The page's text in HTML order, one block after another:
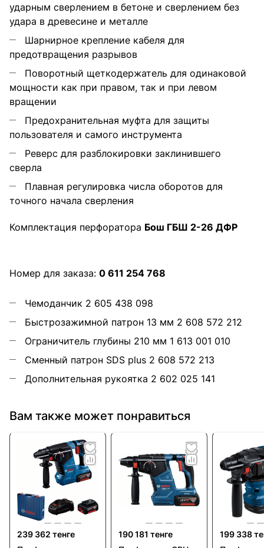
ударным сверлением в бетоне и сверлением без
удара в древесине и металле
Шарнирное крепление кабеля для
предотвращения разрывов
Поворотный щеткодержатель для одинаковой
мощности как при правом, так и при левом
вращении
Предохранительная муфта для защиты
пользователя и самого инструмента
Реверс для разблокировки заклинившего
сверла
Плавная регулировка числа оборотов для
точного начала сверления
Комплектация перфоратора Бош ГБШ 2-26 ДФР
Номер для заказа: 0 611 254 768
Чемоданчик 2 605 438 098
Быстрозажимной патрон 13 мм 2 608 572 212
Ограничитель глубины 210 мм 1 613 001 010
Сменный патрон SDS plus 2 608 572 213
Дополнительная рукоятка 2 602 025 141
Вам также может понравиться
239 362 тенге
190 181 тенге
199 338